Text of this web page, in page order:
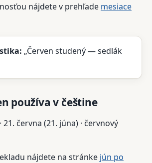
nájdete v prehľade mesiace
„Červen studený — sedlák
používa v češtine
21. června (21. júna) · červnový
nájdete na stránke jún po